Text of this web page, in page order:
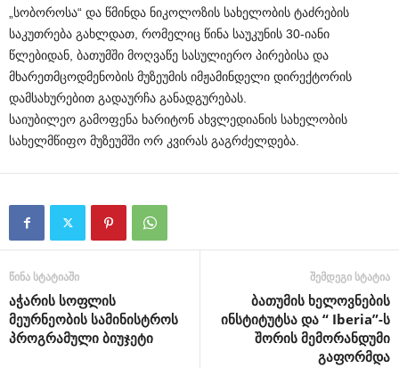
„სობოროსა“ და წმინდა ნიკოლოზის სახელობის ტაძრების
საკუთრება გახლდათ, რომელიც წინა საუკუნის 30-იანი
წლებიდან, ბათუმში მოღვაწე სასულიერო პირებისა და
მხარეთმცოდმენობის მუზეუმის იმჟამინდელი დირექტორის
დამსახურებით გადაურჩა განადგურებას.
საიუბილეო გამოფენა ხარიტონ ახვლედიანის სახელობის
სახელმწიფო მუზეუმში ორ კვირას გაგრძელდება.
წინა სტატიაში
აჭარის სოფლის
მეურნეობის სამინისტროს
პროგრამული ბიუჯეტი
შემდეგი სტატია
ბათუმის ხელოვნების
ინსტიტუტსა და “ Iberia”-ს
შორის მემორანდუმი
გაფორმდა